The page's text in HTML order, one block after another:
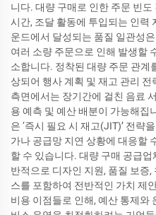
니다. 대량 구매로 인한 주문 빈
시간, 조달 활동에 투입되는 인력
운드에서 달성되는 품질 일관성
여러 소량 주문으로 인해 발생할
소합니다. 정착된 대량 주문 관계
상되어 행사 계획 및 재고 관리
측면에서는 장기간에 걸친 음료
용 예측 및 예산 배분이 가능해집
은 ‘즉시 필요 시 재고(JIT)’ 전략
가나 공급망 지연 상황에 대응할
할 수 있습니다. 대량 구매 공급
반적으로 디자인 지원, 품질 보증
스를 포함하여 전반적인 가치 제
비용 이점들로 인해, 예산 통제와